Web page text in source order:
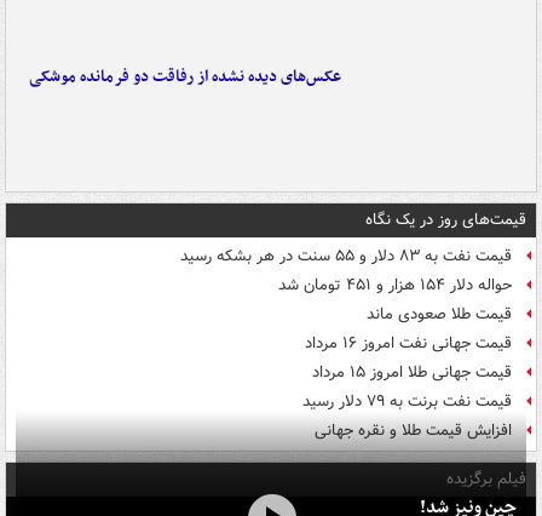
عکس‌های دیده نشده از رفاقت دو فرمانده‌ موشکی
قیمت‌های روز در یک نگاه
قیمت نفت به ۸۳ دلار و ۵۵ سنت در هر بشکه رسید
حواله دلار ۱۵۴ هزار و ۴۵۱ تومان شد
قیمت طلا صعودی ماند
قیمت جهانی نفت امروز ۱۶ مرداد
قیمت جهانی طلا امروز ۱۵ مرداد
قیمت نفت برنت به ۷۹ دلار رسید
افزایش قیمت طلا و نقره جهانی
فیلم برگزیده
چین ونیز شد!